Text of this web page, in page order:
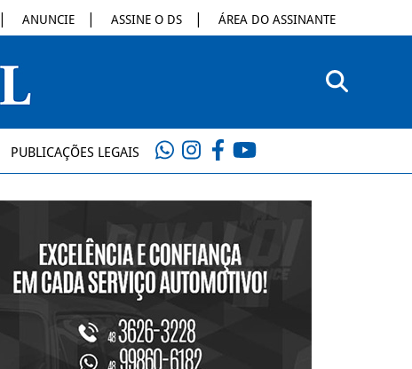
ANUNCIE ASSINE O DS ÁREA DO ASSINANTE
PUBLICAÇÕES LEGAIS